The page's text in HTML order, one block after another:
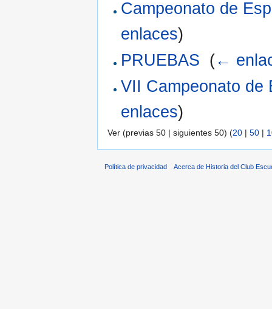
Campeonato de
enlaces)
PRUEBAS (←
VII Campeonato de
enlaces)
Ver (previas 50 | siguientes 50) (20 | 50 |
Política de privacidad Acerca de Historia del Club